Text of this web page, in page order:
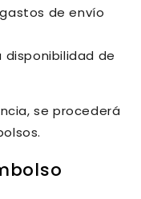
de envío
de
se procederá